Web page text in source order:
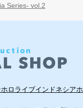
Series- vol.2
ホロライブインドネシア